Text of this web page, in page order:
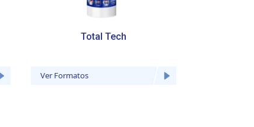
Total Tech
Ver Formatos